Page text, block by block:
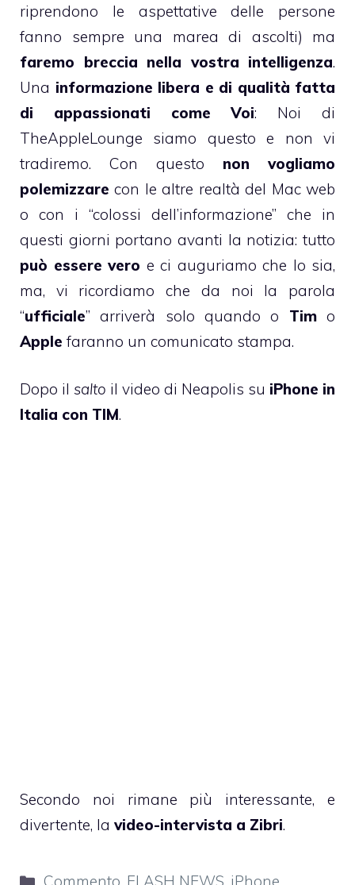
riprendono le aspettative delle persone
fanno sempre una marea di ascolti) ma
faremo breccia nella vostra intelligenza.
Una informazione libera e di qualità fatta
di appassionati come Voi: Noi di
TheAppleLounge siamo questo e non vi
tradiremo. Con questo non vogliamo
polemizzare con le altre realtà del Mac web
o con i “colossi dell’informazione” che in
questi giorni portano avanti la notizia: tutto
può essere vero e ci auguriamo che lo sia,
ma, vi ricordiamo che da noi la parola
“ufficiale” arriverà solo quando o Timo
Apple faranno un comunicato stampa.
Dopo il salto il video di Neapolis su iPhone in
Italia con TIM.
Secondo noi rimane più interessante, e
divertente, la video-intervista a Zibri.
Categorie